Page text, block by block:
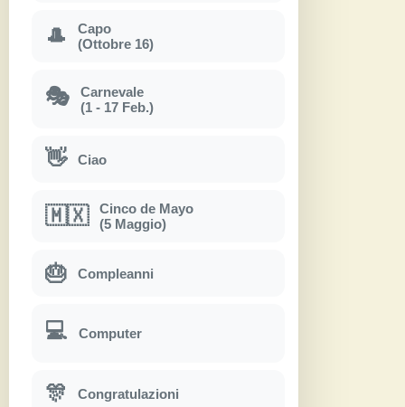
🎩
Capo
(Ottobre 16)
🎭
Carnevale
(1 - 17 Feb.)
👋 Ciao
🇲🇽
Cinco de Mayo
(5 Maggio)
🎂 Compleanni
💻 Computer
🎊 Congratulazioni